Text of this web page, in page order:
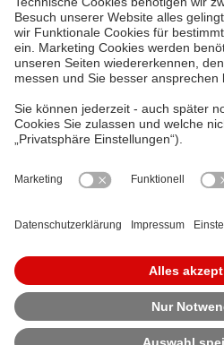
Störung
Möchten Sie eine Störung
Störungsmanagement
Zu den